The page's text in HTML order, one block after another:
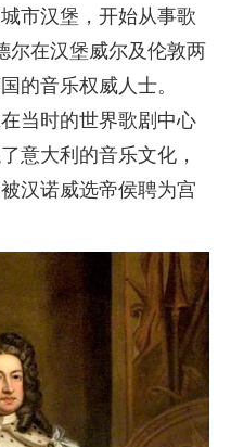
市汉堡，开始从事歌
尔在汉堡威尔及伦敦两
的音乐权威人士。
当时的世界歌剧中心
意大利的音乐文化，
汉诺威选帝侯聘为宫